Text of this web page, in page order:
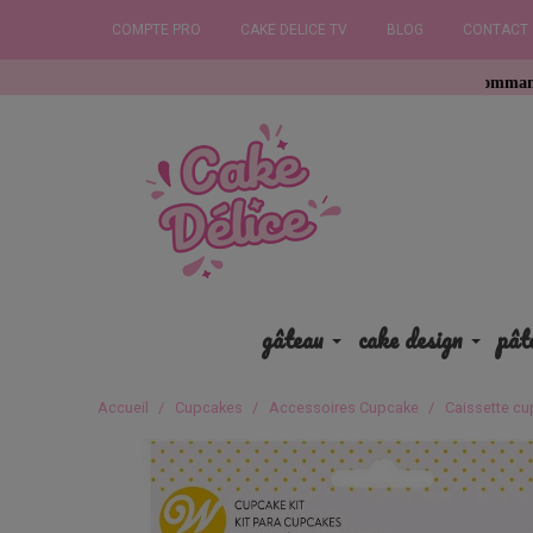
COMPTE PRO CAKE DELICE TV BLOG CONTACT
Commandez avant
gâteau cake design
Accueil Cupcakes Accessoires Cupcake Caissette